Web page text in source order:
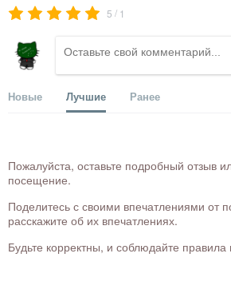
5 / 1
Новые Лучшие Ранее
Пожалуйста, оставьте подробный отзыв
посещение.
Поделитесь с своими впечатлениями от
расскажите об их впечатлениях.
Будьте корректны, и соблюдайте правила